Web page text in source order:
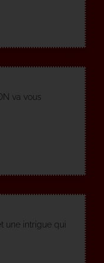
va vous
une intrigue qui